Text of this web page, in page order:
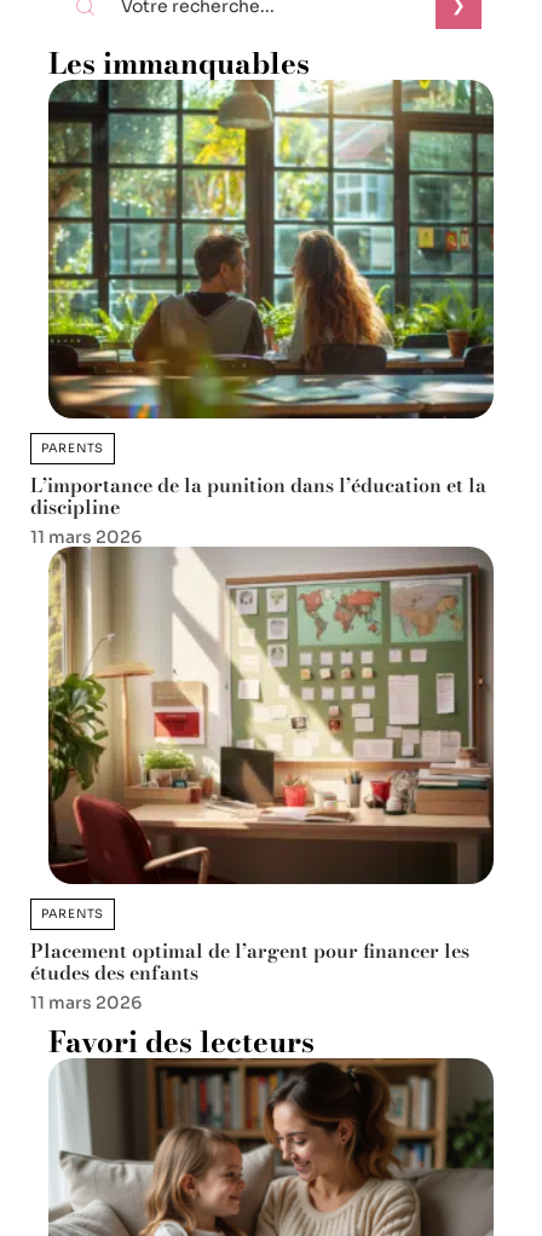
Les immanquables
PARENTS
L’importance de la punition dans l’éducation et la
discipline
11 mars 2026
PARENTS
Placement optimal de l’argent pour financer les
études des enfants
11 mars 2026
Favori des lecteurs